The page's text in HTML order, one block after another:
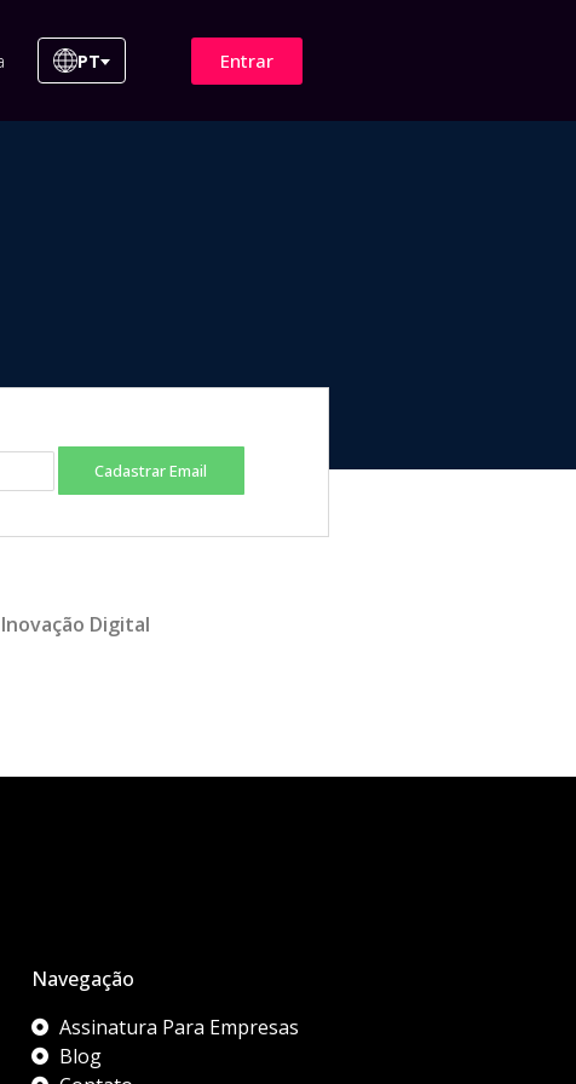
PT Entrar
Cadastrar Email
Inovação Digital
Navegação
Assinatura Para Empresas
Blog